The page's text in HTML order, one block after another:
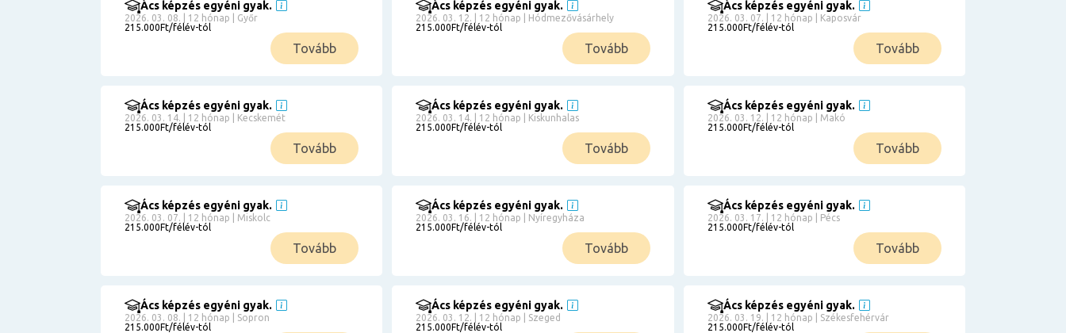
Ács képzés egyéni gyak.
2026. 03. 08. | 12 hónap | Győr
215.000Ft/félév-tól
Tovább
Ács képzés egyéni gyak.
2026. 03. 12. | 12 hónap | Hódmezővásárhely
215.000Ft/félév-tól
Tovább
Ács képzés egyéni gyak.
2026. 03. 07. | 12 hónap | Kaposvár
215.000Ft/félév-tól
Tovább
Ács képzés egyéni gyak.
2026. 03. 14. | 12 hónap | Kecskemét
215.000Ft/félév-tól
Tovább
Ács képzés egyéni gyak.
2026. 03. 14. | 12 hónap | Kiskunhalas
215.000Ft/félév-tól
Tovább
Ács képzés egyéni gyak.
2026. 03. 12. | 12 hónap | Makó
215.000Ft/félév-tól
Tovább
Ács képzés egyéni gyak.
2026. 03. 07. | 12 hónap | Miskolc
215.000Ft/félév-tól
Tovább
Ács képzés egyéni gyak.
2026. 03. 16. | 12 hónap | Nyíregyháza
215.000Ft/félév-tól
Tovább
Ács képzés egyéni gyak.
2026. 03. 17. | 12 hónap | Pécs
215.000Ft/félév-tól
Tovább
Ács képzés egyéni gyak.
2026. 03. 08. | 12 hónap | Sopron
215.000Ft/félév-tól
Ács képzés egyéni gyak.
2026. 03. 12. | 12 hónap | Szeged
215.000Ft/félév-tól
Ács képzés egyéni gyak.
2026. 03. 19. | 12 hónap | Székesfehérvár
215.000Ft/félév-tól